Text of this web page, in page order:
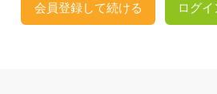
会員登録して続ける ログ